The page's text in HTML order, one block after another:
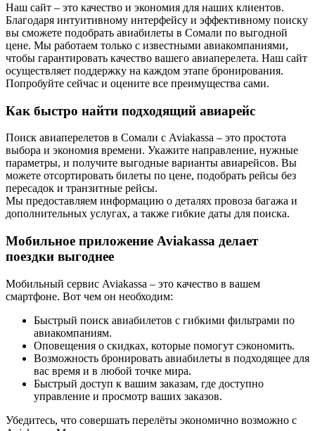
Наш сайт – это качество и экономия для наших клиентов.
Благодаря интуитивному интерфейсу и эффективному поиску
вы сможете подобрать авиабилеты в Сомали по выгодной
цене. Мы работаем только с известными авиакомпаниями,
чтобы гарантировать качество вашего авиаперелета. Наш сайт
осуществляет поддержку на каждом этапе бронирования.
Попробуйте сейчас и оцените все преимущества сами.
Как быстро найти подходящий авиарейс
Поиск авиаперелетов в Сомали с Aviakassa – это простота
выбора и экономия времени. Укажите направление, нужные
параметры, и получите выгодные варианты авиарейсов. Вы
можете отсортировать билеты по цене, подобрать рейсы без
пересадок и транзитные рейсы.
Мы предоставляем информацию о деталях провоза багажа и
дополнительных услугах, а также гибкие даты для поиска.
Мобильное приложение Aviakassa делает
поездки выгоднее
Мобильный сервис Aviakassa – это качество в вашем
смартфоне. Вот чем он необходим:
Быстрый поиск авиабилетов с гибкими фильтрами по
авиакомпаниям.
Оповещения о скидках, которые помогут сэкономить.
Возможность бронировать авиабилеты в подходящее для
вас время и в любой точке мира.
Быстрый доступ к вашим заказам, где доступно
управление и просмотр ваших заказов.
Убедитесь, что совершать перелёты экономично возможно с